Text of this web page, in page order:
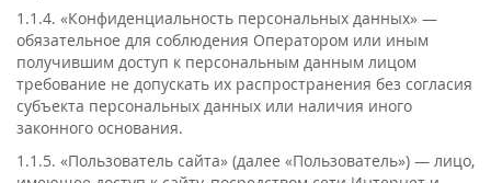
1.1.4. «Конфиденциальность персональных данных» —
обязательное для соблюдения Оператором или иным
получившим доступ к персональным данным лицом
требование не допускать их распространения без согласия
субъекта персональных данных или наличия иного
законного основания.
1.1.5. «Пользователь сайта» (далее «Пользователь») — лицо,